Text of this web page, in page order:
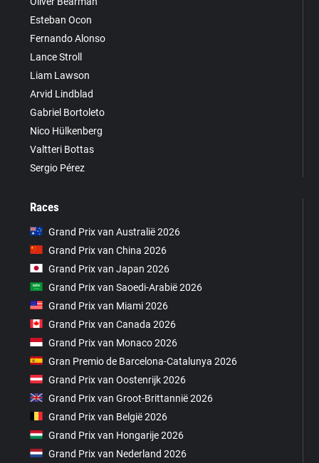
Esteban Ocon
Fernando Alonso
Lance Stroll
Liam Lawson
Arvid Lindblad
Gabriel Bortoleto
Nico Hülkenberg
Valtteri Bottas
Sergio Pérez
Races
Grand Prix van Australië 2026
Grand Prix van China 2026
Grand Prix van Japan 2026
Grand Prix van Saoedi-Arabië 2026
Grand Prix van Miami 2026
Grand Prix van Canada 2026
Grand Prix van Monaco 2026
Gran Premio de Barcelona-Catalunya 2026
Grand Prix van Oostenrijk 2026
Grand Prix van Groot-Brittannië 2026
Grand Prix van België 2026
Grand Prix van Hongarije 2026
Grand Prix van Nederland 2026